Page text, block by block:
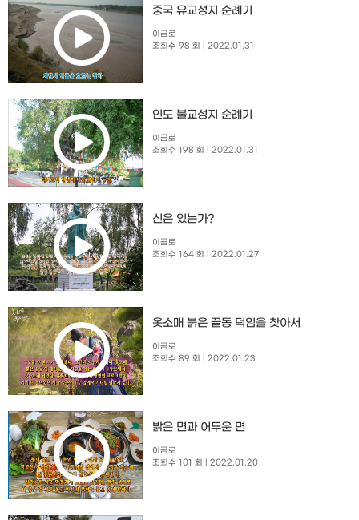
중국 유교성지 순례기
이금로
조회수 98 회
| 2022.01.31
인도 불교성지 순례기
이금로
조회수 198 회
| 2022.01.31
신은 있는가?
이금로
조회수 164 회
| 2022.01.27
옷소매 붉은 끝동 덕임을 찾아서
이금로
조회수 89 회
| 2022.01.23
밝은 면과 어두운 면
이금로
조회수 101 회
| 2022.01.20